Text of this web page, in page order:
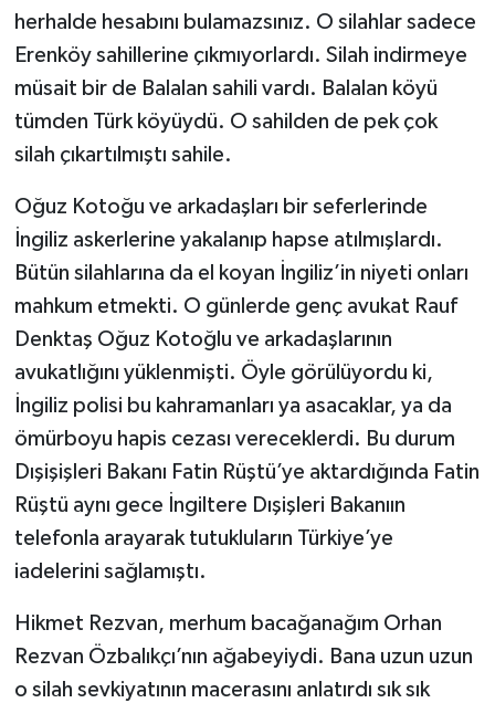
herhalde hesabını bulamazsınız. O silahlar sadece
Erenköy sahillerine çıkmıyorlardı. Silah indirmeye
müsait bir de Balalan sahili vardı. Balalan köyü
tümden Türk köyüydü. O sahilden de pek çok
silah çıkartılmıştı sahile.
Oğuz Kotoğu ve arkadaşları bir seferlerinde
İngiliz askerlerine yakalanıp hapse atılmışlardı.
Bütün silahlarına da el koyan İngiliz’in niyeti onları
mahkum etmekti. O günlerde genç avukat Rauf
Denktaş Oğuz Kotoğlu ve arkadaşlarının
avukatlığını yüklenmişti. Öyle görülüyordu ki,
İngiliz polisi bu kahramanları ya asacaklar, ya da
ömürboyu hapis cezası vereceklerdi. Bu durum
Dışişişleri Bakanı Fatin Rüştü’ye aktardığında Fatin
Rüştü aynı gece İngiltere Dışişleri Bakanıın
telefonla arayarak tutukluların Türkiye’ye
iadelerini sağlamıştı.
Hikmet Rezvan, merhum bacağanağım Orhan
Rezvan Özbalıkçı’nın ağabeyiydi. Bana uzun uzun
o silah sevkiyatının macerasını anlatırdı sık sık